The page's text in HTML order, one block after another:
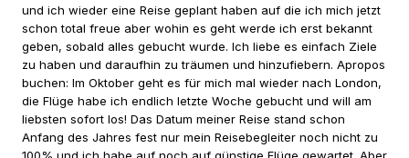
und ich wieder eine Reise geplant haben auf die ich mich jetzt
schon total freue aber wohin es geht werde ich erst bekannt
geben, sobald alles gebucht wurde. Ich liebe es einfach Ziele
zu haben und daraufhin zu träumen und hinzufiebern. Apropos
buchen: Im Oktober geht es für mich mal wieder nach London,
die Flüge habe ich endlich letzte Woche gebucht und will am
liebsten sofort los! Das Datum meiner Reise stand schon
Anfang des Jahres fest nur mein Reisebegleiter noch nicht zu
100% und ich habe auf noch auf günstige Flüge gewartet. Aber